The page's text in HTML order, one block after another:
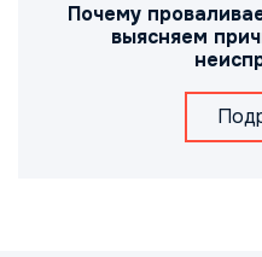
Почему
выясняем